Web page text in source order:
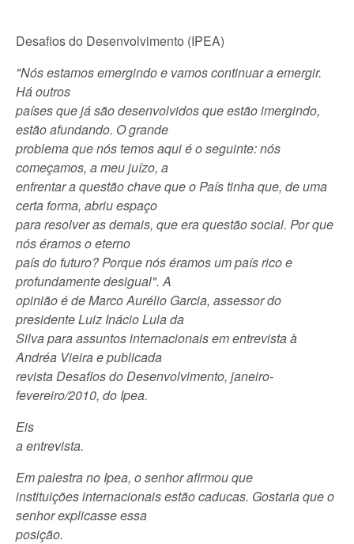
Desafios do Desenvolvimento (IPEA)
"Nós estamos emergindo e vamos continuar a emergir.
Há outros
países que já são desenvolvidos que estão imergindo,
estão afundando. O grande
problema que nós temos aqui é o seguinte: nós
começamos, a meu juízo, a
enfrentar a questão chave que o País tinha que, de uma
certa forma, abriu espaço
para resolver as demais, que era questão social. Por que
nós éramos o eterno
país do futuro? Porque nós éramos um país rico e
profundamente desigual". A
opinião é de Marco Aurélio Garcia, assessor do
presidente Luiz Inácio Lula da
Silva para assuntos internacionais em entrevista à
Andréa Vieira e publicada
revista Desafios do Desenvolvimento, janeiro-
fevereiro/2010, do Ipea.
Eis
a entrevista.
Em palestra no Ipea, o senhor afirmou que
instituições internacionais estão caducas. Gostaria que o
senhor explicasse essa
posição.